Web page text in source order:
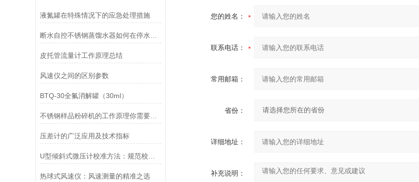
液氮罐在特殊情况下的应急处理措施
皮托管流量计工作原理总结
风速仪之间的区别参数
BTQ-30全氟消解罐（30ml）
不锈钢样品粉碎机的工作原理你需要知道
压差计的广泛应用及技术指标
热球式风速仪：风速测量的精准之选
您的姓名：
联系电话：
常用邮箱：
省份：
详细地址：
补充说明：